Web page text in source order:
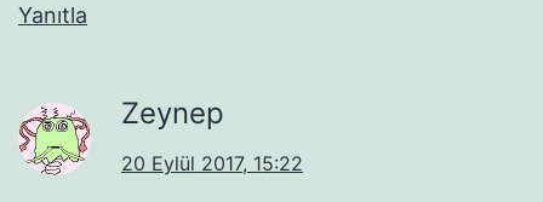
Yanıtla
Zeynep
20 Eylül 2017, 15:22